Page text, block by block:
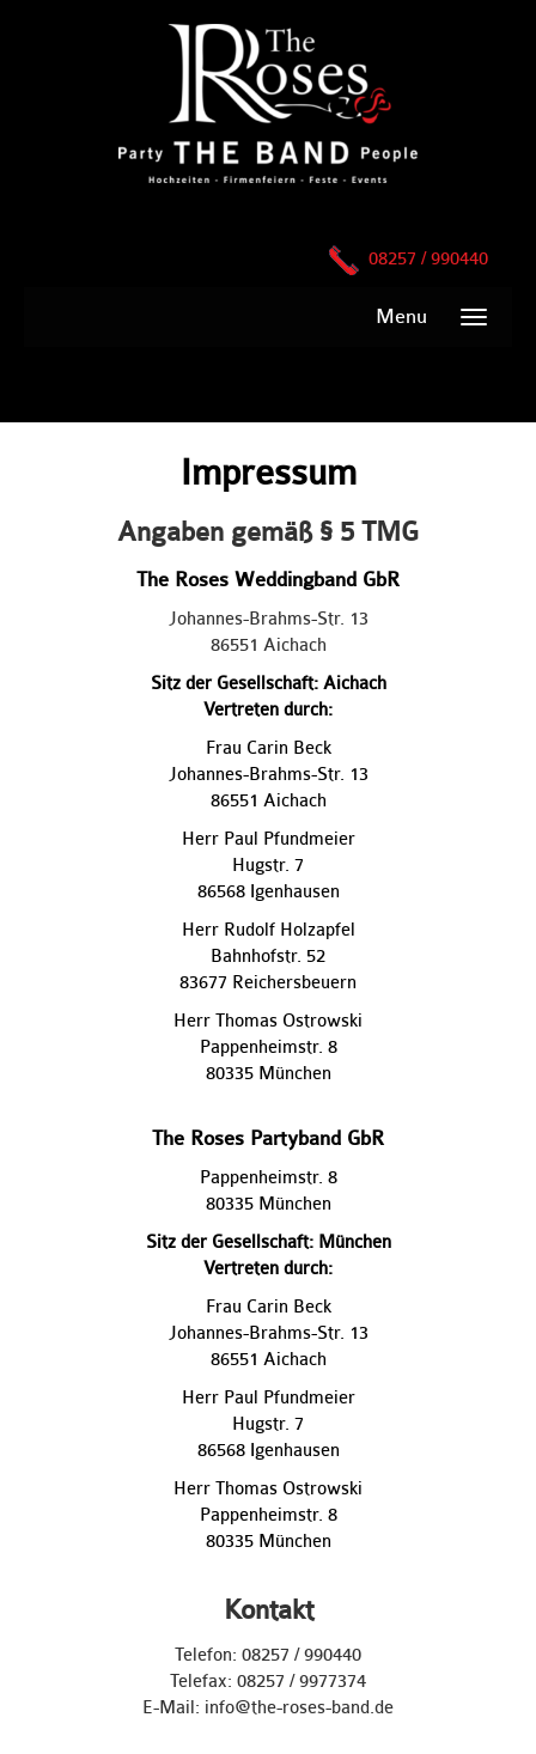
08257 / 990440
Menu
Impressum
Angaben gemäß § 5 TMG
The Roses Weddingband GbR
Johannes-Brahms-Str. 13
86551 Aichach
Sitz der Gesellschaft: Aichach
Vertreten durch:
Frau Carin Beck
Johannes-Brahms-Str. 13
86551 Aichach
Herr Paul Pfundmeier
Hugstr. 7
86568 Igenhausen
Herr Rudolf Holzapfel
Bahnhofstr. 52
83677 Reichersbeuern
Herr Thomas Ostrowski
Pappenheimstr. 8
80335 München
The Roses Partyband GbR
Pappenheimstr. 8
80335 München
Sitz der Gesellschaft: München
Vertreten durch:
Frau Carin Beck
Johannes-Brahms-Str. 13
86551 Aichach
Herr Paul Pfundmeier
Hugstr. 7
86568 Igenhausen
Herr Thomas Ostrowski
Pappenheimstr. 8
80335 München
Kontakt
Telefon: 08257 / 990440
Telefax: 08257 / 9977374
E-Mail: info@the-roses-band.de